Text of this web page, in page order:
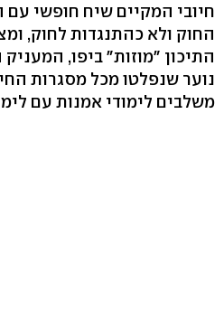
חיובי המקיים שיח חופשי
החוק ולא כהתנגדות לחוק,
התיכון "מוזות" ביפו,
נוער שנפלטו מכל מסגרות
משלבים לימודי אמנות עם